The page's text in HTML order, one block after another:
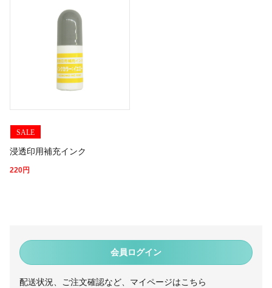
会員ログイン
配送状況、ご注文確認など、マイページはこちら
SALE
浸透印用補充インク
220円